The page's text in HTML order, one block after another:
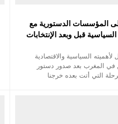
المؤسسات الدستورية مع
قبل وبعد الإنتخابات
السياسية والاقتصادية
في المغرب بعد صدور دستور